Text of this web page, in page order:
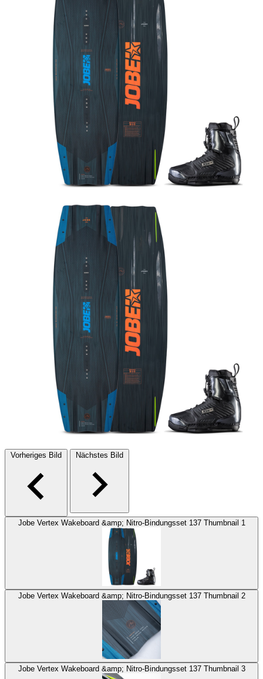
Vorheriges Bild Nächstes Bild
Jobe Vertex Wakeboard &amp; Nitro-Bindungsset 137 Thumbnail 1
Jobe Vertex Wakeboard &amp; Nitro-Bindungsset 137 Thumbnail 2
Jobe Vertex Wakeboard &amp; Nitro-Bindungsset 137 Thumbnail 3